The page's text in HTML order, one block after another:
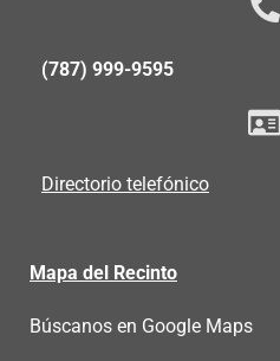
(787) 999-9595
Directorio telefónico
Mapa del Recinto
Búscanos en Google Maps